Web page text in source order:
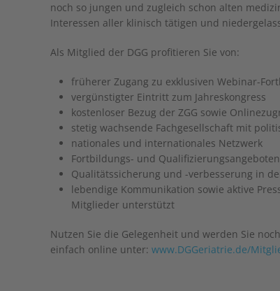
noch so jungen und zugleich schon alten
Interessen aller klinisch tätigen und
Als Mitglied der DGG profitieren Sie von:
früherer Zugang zu exklusiven Webinar-
vergünstigter Eintritt zum Jahreskongress
kostenloser Bezug der ZGG sowie
stetig wachsende Fachgesellschaft mit
nationales und internationales Netzwerk
Fortbildungs- und Qualifizierungsangeboten
Qualitätssicherung und -verbesserung in
lebendige Kommunikation sowie aktive
Mitglieder unterstützt
Nutzen Sie die Gelegenheit und werden Sie
einfach online unter: www.DGGeriatrie.de/